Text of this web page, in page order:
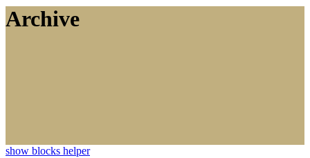
Archive
show blocks helper